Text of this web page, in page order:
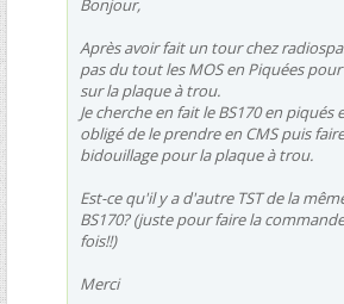
Bonjour,
Après avoir fait un tour chez
pas du tout les MOS en Piquées
sur la plaque à trou.
Je cherche en fait le BS170 en piqués
obligé de le prendre en CMS puis
bidouillage pour la plaque à trou.
Est-ce qu'il y a d'autre TST de la
BS170? (juste pour faire la
fois!!)
Merci